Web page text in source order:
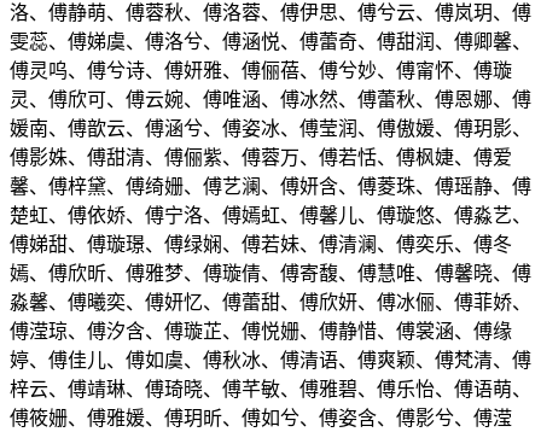
洛、傅静萌、傅蓉秋、傅洛蓉、傅伊思、傅兮云、傅岚玥、傅
雯蕊、傅娣虞、傅洛兮、傅涵悦、傅蕾奇、傅甜润、傅卿馨、
傅灵呜、傅兮诗、傅妍雅、傅俪蓓、傅兮妙、傅甯怀、傅璇
灵、傅欣可、傅云婉、傅唯涵、傅冰然、傅蕾秋、傅恩娜、傅
媛南、傅歆云、傅涵兮、傅姿冰、傅莹润、傅傲媛、傅玥影、
傅影姝、傅甜清、傅俪紫、傅蓉万、傅若恬、傅枫婕、傅爱
馨、傅梓黛、傅绮姗、傅艺澜、傅妍含、傅菱珠、傅瑶静、傅
楚虹、傅依娇、傅宁洛、傅嫣虹、傅馨儿、傅璇悠、傅淼艺、
傅娣甜、傅璇璟、傅绿娴、傅若妹、傅清澜、傅奕乐、傅冬
嫣、傅欣昕、傅雅梦、傅璇倩、傅寄馥、傅慧唯、傅馨晓、傅
淼馨、傅曦奕、傅妍忆、傅蕾甜、傅欣妍、傅冰俪、傅菲娇、
傅滢琼、傅汐含、傅璇芷、傅悦姗、傅静惜、傅裳涵、傅缘
婷、傅佳儿、傅如虞、傅秋冰、傅清语、傅爽颖、傅梵清、傅
梓云、傅靖琳、傅琦晓、傅芊敏、傅雅碧、傅乐怡、傅语萌、
傅筱姗、傅雅媛、傅玥昕、傅如兮、傅姿含、傅影兮、傅滢